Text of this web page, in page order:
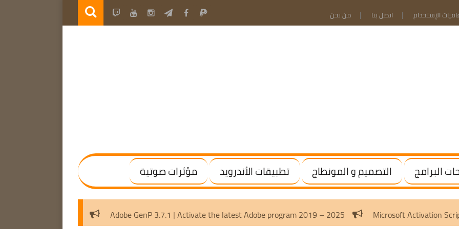
الإستخدام اتصل بنا من نحن
البرامج التصميم و المونطاج تطبيقات الأندرويد مؤثرات صوتية
Microsoft
Adobe GenP 3.7.1 | Activate the latest Adobe program 2019 – 2025
2025 v25.4.0.8498 (x64) [Activated]